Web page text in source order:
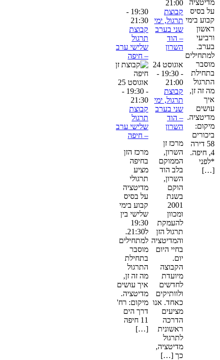
בסיס
בימי
זה זן,
58 דירה
4, חיפה.
21:00
קבוצת
תרגול, ימי
שני בערב
– הוד
השרון
אוגוסט 24
-
21:00
קבוצת
תרגול, ימי
שני בערב
– הוד
השרון
מרכז זן
השרון,
הממוקם
בלב הוד
השרון,
הוקם
בשנת
2001
ומכוון
להעמקת
תרגול הזן
והמדיטציה
בחיי היום
יום.
הקבוצה
מיועדת
לחדשים
ולוותיקים
כאחד. אנו
מציעים
הדרכה
ראשונית
לתרגול
מדיטציה,
כך […]
19:30
-
21:30
קבוצת
תרגול
שלישי ערב
– חיפה
אוגוסט 25
-
21:30
קבוצת
תרגול
שלישי ערב
– חיפה
מרכז הזן
בחיפה
מציע
תרגולי
מדיטציה
על בסיס
קבוע בימי
שלישי בין
19:30
ל21:30.
למתחילים
מוסבר
בתחילת
התרגול
מה זה זן,
איך עושים
מדיטציה.
מיקום: רח'
דרך הים
11 חיפה
[…]